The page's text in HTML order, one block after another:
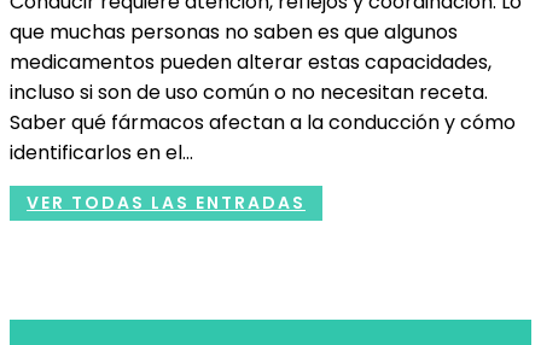
que muchas personas no saben es que algunos
medicamentos pueden alterar estas capacidades,
incluso si son de uso común o no necesitan receta.
Saber qué fármacos afectan a la conducción y cómo
identificarlos en el...
VER TODAS LAS ENTRADAS